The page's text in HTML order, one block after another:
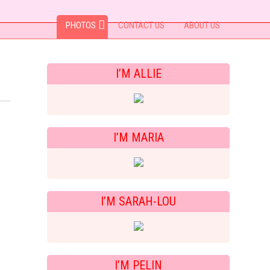
PHOTOS CONTACT US ABOUT US
I’M ALLIE
I’M MARIA
I’M SARAH-LOU
I’M PELIN